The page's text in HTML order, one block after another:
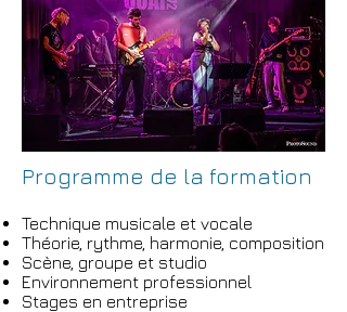
Programme de la formation
Technique musicale et vocale
Théorie, rythme, harmonie, composition
Scène, groupe et studio
Environnement professionnel
Stages en entreprise